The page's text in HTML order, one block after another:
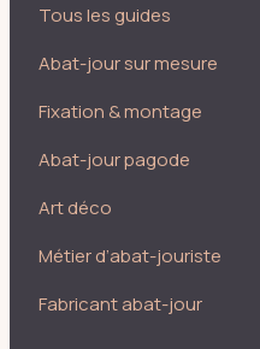
Tous les guides
Abat-jour sur mesure
Fixation & montage
Abat-jour pagode
Art déco
Métier d’abat-jouriste
Fabricant abat-jour